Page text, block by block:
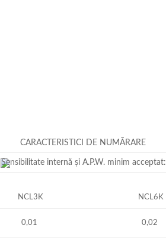
CARACTERISTICI DE NUMĂRARE
Sensibilitate internă și A.P.W. minim acceptat:
NCL3K NCL6K
0,01 0,02